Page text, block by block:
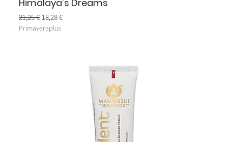
Himalaya's Dreams
Precio
21,25 € Precio de oferta
18,28 €
Primaveraplus